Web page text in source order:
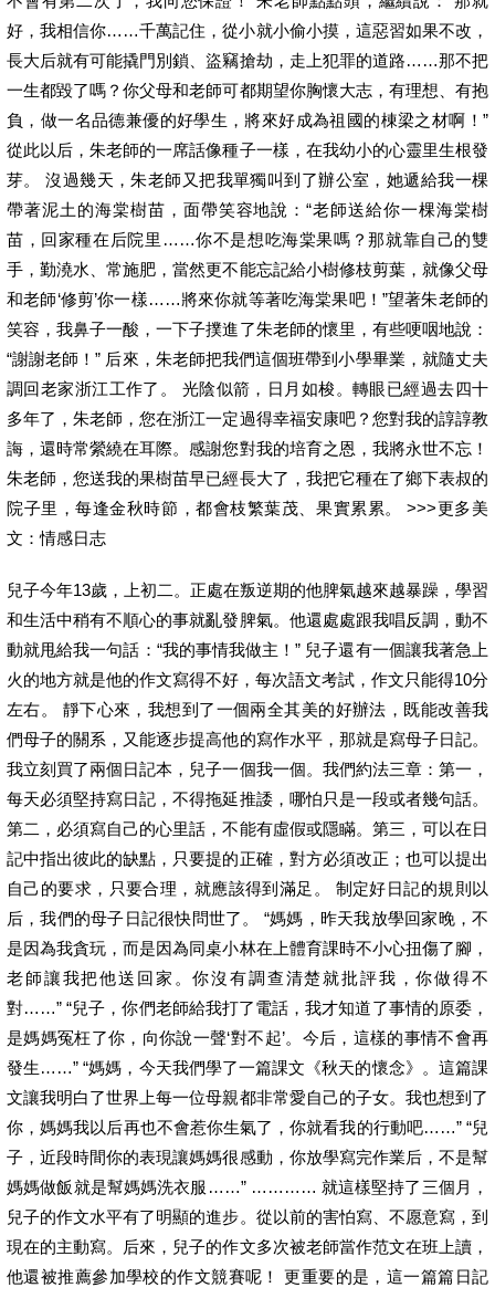
好，我相信你……千萬記住，從小就小偷小摸，這惡習如果不改，
長大后就有可能撬門別鎖、盜竊搶劫，走上犯罪的道路……那不把
一生都毀了嗎？你父母和老師可都期望你胸懷大志，有理想、有抱
負，做一名品德兼優的好學生，將來好成為祖國的棟梁之材啊！”
從此以后，朱老師的一席話像種子一樣，在我幼小的心靈里生根發
芽。 沒過幾天，朱老師又把我單獨叫到了辦公室，她遞給我一棵
帶著泥土的海棠樹苗，面帶笑容地說：“老師送給你一棵海棠樹
苗，回家種在后院里……你不是想吃海棠果嗎？那就靠自己的雙
手，勤澆水、常施肥，當然更不能忘記給小樹修枝剪葉，就像父母
和老師‘修剪’你一樣……將來你就等著吃海棠果吧！”望著朱老師的
笑容，我鼻子一酸，一下子撲進了朱老師的懷里，有些哽咽地說：
“謝謝老師！” 后來，朱老師把我們這個班帶到小學畢業，就隨丈夫
調回老家浙江工作了。 光陰似箭，日月如梭。轉眼已經過去四十
多年了，朱老師，您在浙江一定過得幸福安康吧？您對我的諄諄教
誨，還時常縈繞在耳際。感謝您對我的培育之恩，我將永世不忘！
朱老師，您送我的果樹苗早已經長大了，我把它種在了鄉下表叔的
院子里，每逢金秋時節，都會枝繁葉茂、果實累累。 >>>更多美
文：情感日志
兒子今年13歲，上初二。正處在叛逆期的他脾氣越來越暴躁，學習
和生活中稍有不順心的事就亂發脾氣。他還處處跟我唱反調，動不
動就甩給我一句話：“我的事情我做主！” 兒子還有一個讓我著急上
火的地方就是他的作文寫得不好，每次語文考試，作文只能得10分
左右。 靜下心來，我想到了一個兩全其美的好辦法，既能改善我
們母子的關系，又能逐步提高他的寫作水平，那就是寫母子日記。
我立刻買了兩個日記本，兒子一個我一個。我們約法三章：第一，
每天必須堅持寫日記，不得拖延推諉，哪怕只是一段或者幾句話。
第二，必須寫自己的心里話，不能有虛假或隱瞞。第三，可以在日
記中指出彼此的缺點，只要提的正確，對方必須改正；也可以提出
自己的要求，只要合理，就應該得到滿足。 制定好日記的規則以
后，我們的母子日記很快問世了。 “媽媽，昨天我放學回家晚，不
是因為我貪玩，而是因為同桌小林在上體育課時不小心扭傷了腳，
老師讓我把他送回家。你沒有調查清楚就批評我，你做得不
對……” “兒子，你們老師給我打了電話，我才知道了事情的原委，
是媽媽冤枉了你，向你說一聲‘對不起’。今后，這樣的事情不會再
發生……” “媽媽，今天我們學了一篇課文《秋天的懷念》。這篇課
文讓我明白了世界上每一位母親都非常愛自己的子女。我也想到了
你，媽媽我以后再也不會惹你生氣了，你就看我的行動吧……” “兒
子，近段時間你的表現讓媽媽很感動，你放學寫完作業后，不是幫
媽媽做飯就是幫媽媽洗衣服……” ………… 就這樣堅持了三個月，
兒子的作文水平有了明顯的進步。從以前的害怕寫、不愿意寫，到
現在的主動寫。后來，兒子的作文多次被老師當作范文在班上讀，
他還被推薦參加學校的作文競賽呢！ 更重要的是，這一篇篇日記